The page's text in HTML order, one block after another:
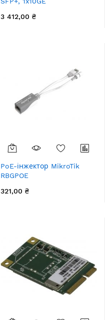
3 412,00 ₴
PoE-інжектор MikroTik
RBGPOE
321,00 ₴